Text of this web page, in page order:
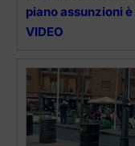
piano assunzioni
VIDEO